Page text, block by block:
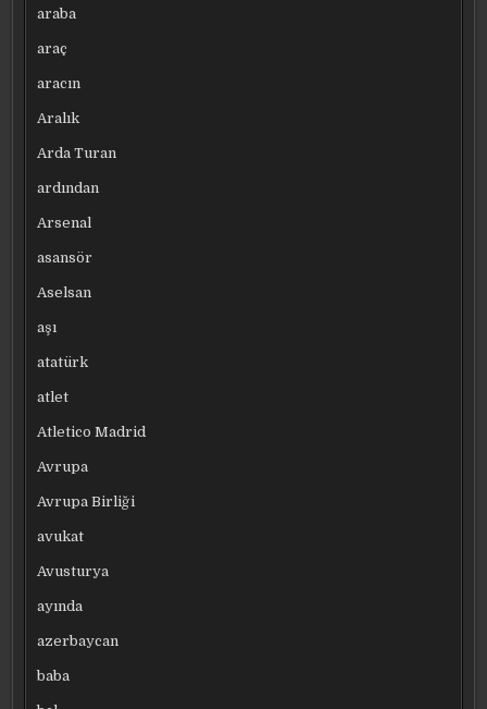
araba
araç
aracın
Aralık
Arda Turan
ardından
Arsenal
asansör
Aselsan
aşı
atatürk
atlet
Atletico Madrid
Avrupa
Avrupa Birliği
avukat
Avusturya
ayında
azerbaycan
baba